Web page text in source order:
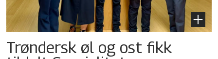
Trøndersk øl og ost fikk